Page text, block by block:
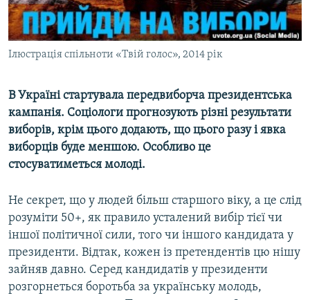
КРИМ РЕАЛІЇ
РУС
КТАТ
ДОЛУЧАЙСЯ!
Усі сайти RFE/RL
Ілюстрація спільноти «Твій голос», 2014 рік
В Україні стартувала передвиборча президентська
кампанія. Соціологи прогнозують різні результати
виборів, крім цього додають, що цього разу і явка
виборців буде меншою. Особливо це
стосуватиметься молоді.
Не секрет, що у людей більш старшого віку, а це слід
розуміти 50+, як правило усталений вибір тієї чи
іншої політичної сили, того чи іншого кандидата у
президенти. Відтак, кожен із претендентів цю нішу
зайняв давно. Серед кандидатів у президенти
розгорнеться боротьба за українську молодь,